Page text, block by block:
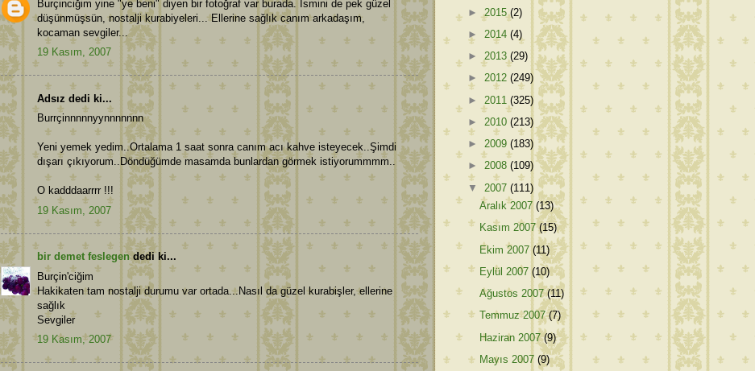
Burçinciğim yine "ye beni" diyen bir fotoğraf var burada. İsmini de pek güzel
düşünmüşsün, nostalji kurabiyeleri... Ellerine sağlık canım arkadaşım,
kocaman sevgiler...
19 Kasım, 2007
Adsız dedi ki...
Burrçinnnnnyynnnnnnn
Yeni yemek yedim..Ortalama 1 saat sonra canım acı kahve isteyecek..Şimdi
dışarı çıkıyorum..Döndüğümde masamda bunlardan görmek istiyorummmm..
O kadddaarrrr !!!
19 Kasım, 2007
bir demet feslegendedi ki...
Burçin'ciğim
Hakikaten tam nostalji durumu var ortada...Nasıl da güzel kurabişler, ellerine
sağlık
Sevgiler
19 Kasım, 2007
►2015(2)
► 2014 (4)
► 2013 (29)
► 2012 (249)
► 2011 (325)
► 2010 (213)
► 2009 (183)
► 2008 (109)
▼ 2007 (111)
Aralık 2007(13)
Kasım 2007(15)
Ekim 2007(11)
Eylül 2007(10)
Ağustos 2007(11)
Temmuz 2007(7)
Haziran 2007(9)
Mayıs 2007(9)